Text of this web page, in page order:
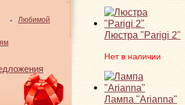
Любимой
Люстра "Parigi 2"
Нет в наличии
Лампа "Arianna"